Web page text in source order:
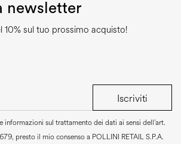
newsletter
sul tuo prossimo acquisto!
Iscriviti
informazioni sul trattamento dei dati ai sensi dell’art.
presto il mio consenso a POLLINI RETAIL S.P.A.